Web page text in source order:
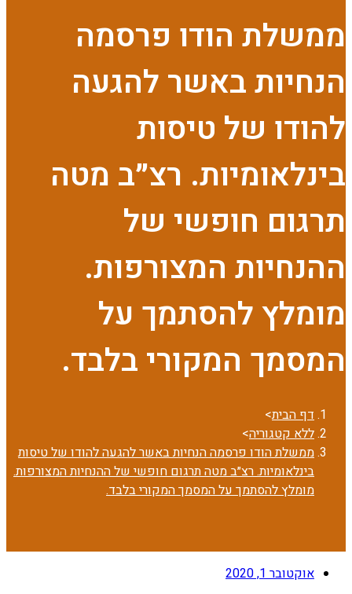
ממשלת הודו פרסמה
הנחיות באשר להגעה
להודו של טיסות
בינלאומיות. רצ״ב מטה
תרגום חופשי של
ההנחיות המצורפות.
מומלץ להסתמך על
המסמך המקורי בלבד.
דף הבית>
ללא קטגוריה>
ממשלת הודו פרסמה הנחיות באשר להגעה להודו של טיסות
בינלאומיות. רצ״ב מטה תרגום חופשי של ההנחיות המצורפות.
מומלץ להסתמך על המסמך המקורי בלבד.
אוקטובר 1, 2020